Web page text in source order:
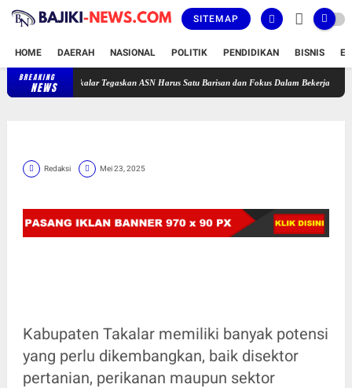
SITEMAP
HOME DAERAH NASIONAL POLITIK PENDIDIKAN BISNIS
BREAKING
NEWS
Bupati Takalar Tegaskan ASN Harus Satu Barisan dan Fokus Dalam Bekerja Untuk Takalar
Redaksi Mei 23, 2025
Kabupaten Takalar memiliki banyak potensi
yang perlu dikembangkan, baik disektor
pertanian, perikanan maupun sektor